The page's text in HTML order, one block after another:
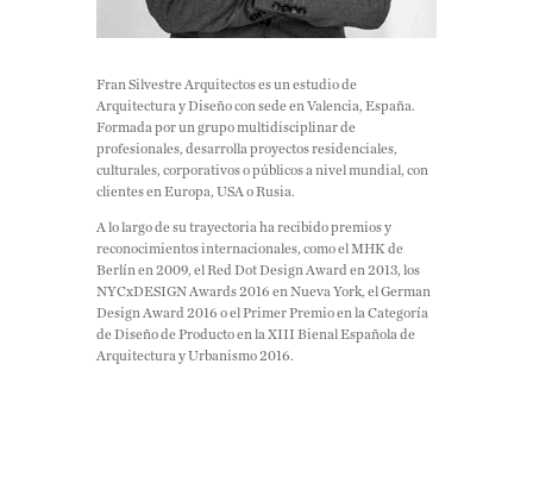
Fran Silvestre Arquitectos es un estudio de
Arquitectura y Diseño con sede en Valencia, España.
Formada por un grupo multidisciplinar de
profesionales, desarrolla proyectos residenciales,
culturales, corporativos o públicos a nivel mundial, con
clientes en Europa, USA o Rusia.
A lo largo de su trayectoria ha recibido premios y
reconocimientos internacionales, como el MHK de
Berlín en 2009, el Red Dot Design Award en 2013, los
NYCxDESIGN Awards 2016 en Nueva York, el German
Design Award 2016 o el Primer Premio en la Categoría
de Diseño de Producto en la XIII Bienal Española de
Arquitectura y Urbanismo 2016.